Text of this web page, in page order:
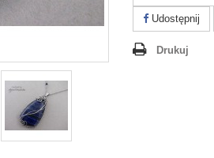
Udostępnij
Drukuj